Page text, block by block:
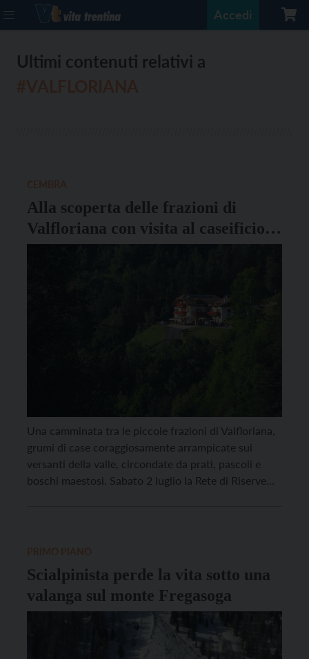
Accedi
Ultimi contenuti relativi a
Alla scoperta delle frazioni di
Valfloriana con visita al caseificio
assieme all’esperto Francesco
Una camminata tra le piccole frazioni di Valfloriana,
grumi di case coraggiosamente arrampicate sui
versanti della valle, circondate da prati, pascoli e
boschi maestosi. Sabato 2 luglio la Rete di Riserve
Scialpinista perde la vita sotto una
valanga sul monte Fregasoga